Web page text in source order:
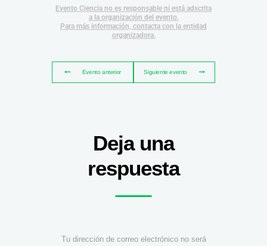
Evento Ciencia no es responsable ni está adscrita
a la organización del evento.
Para más información, contacta con la entidad
organizadora.
Evento anterior Siguiente evento
Deja una
respuesta
Tu dirección de correo electrónico no será